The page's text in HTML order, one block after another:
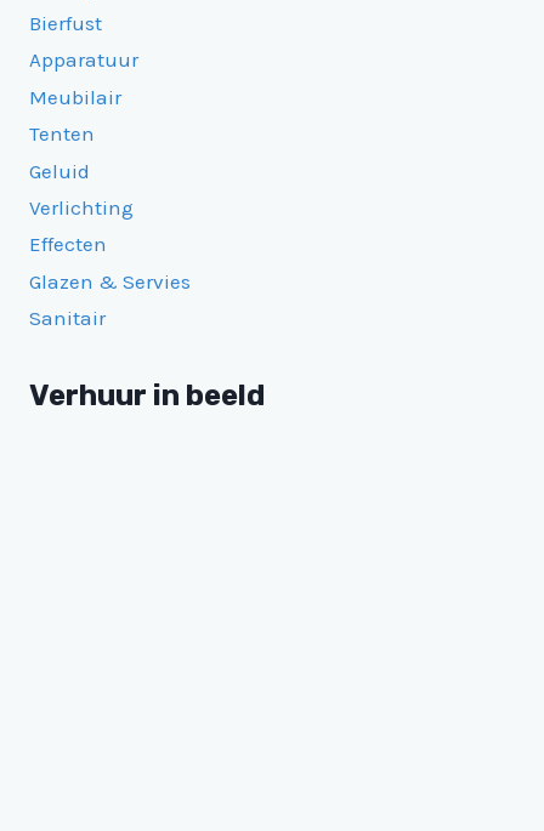
Bierfust
Apparatuur
Meubilair
Tenten
Geluid
Verlichting
Effecten
Glazen & Servies
Sanitair
Verhuur in beeld